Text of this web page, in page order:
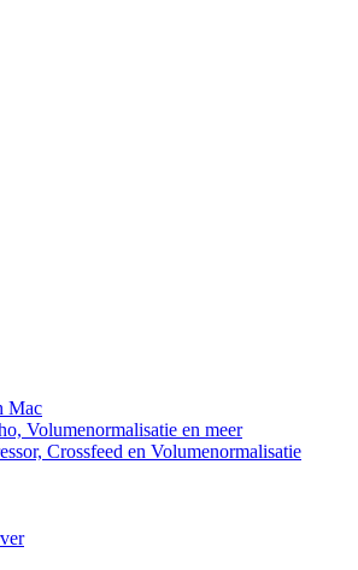
Mac
Volumenormalisatie en meer
Crossfeed en Volumenormalisatie